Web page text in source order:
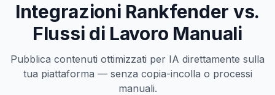
Integrazioni Rankfender vs.
Flussi di Lavoro Manuali
Pubblica contenuti ottimizzati per IA direttamente sulla
tua piattaforma — senza copia-incolla o processi
manuali.